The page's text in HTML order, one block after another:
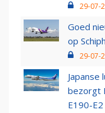
29-07-
Goed
op
29-07-
Japanse
bezorgt
E190-E2